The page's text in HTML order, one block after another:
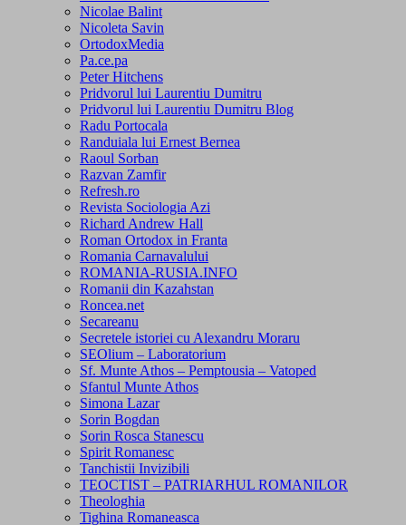
Nicolae Balint
Nicoleta Savin
OrtodoxMedia
Pa.ce.pa
Peter Hitchens
Pridvorul lui Laurentiu Dumitru
Pridvorul lui Laurentiu Dumitru Blog
Radu Portocala
Randuiala lui Ernest Bernea
Raoul Sorban
Razvan Zamfir
Refresh.ro
Revista Sociologia Azi
Richard Andrew Hall
Roman Ortodox in Franta
Romania Carnavalului
ROMANIA-RUSIA.INFO
Romanii din Kazahstan
Roncea.net
Secareanu
Secretele istoriei cu Alexandru Moraru
SEOlium – Laboratorium
Sf. Munte Athos – Pemptousia – Vatoped
Sfantul Munte Athos
Simona Lazar
Sorin Bogdan
Sorin Rosca Stanescu
Spirit Romanesc
Tanchistii Invizibili
TEOCTIST – PATRIARHUL ROMANILOR
Theologhia
Tighina Romaneasca